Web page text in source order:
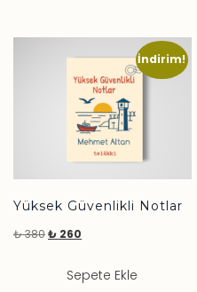
İndirim!
Yüksek Güvenlikli Notlar
₺380₺ 260
Sepete Ekle